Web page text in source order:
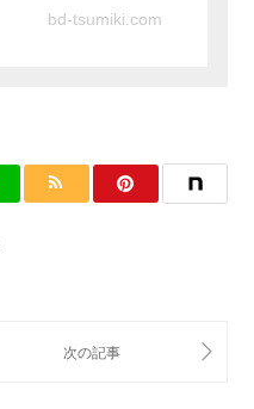
bd-tsumiki.com